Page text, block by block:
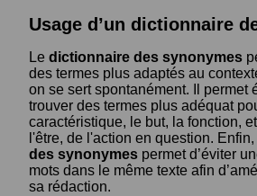
Usage d’un dictionnaire
Le dictionnaire des synonymes
des termes plus adaptés au
on se sert spontanément. Il permet
trouver des termes plus adéquat
caractéristique, le but, la fonction,
l'être, de l'action en question.
des synonymes permet d’éviter
mots dans le même texte afin
sa rédaction.